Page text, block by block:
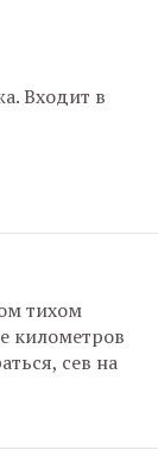
Входит в
тихом
километров
сев на